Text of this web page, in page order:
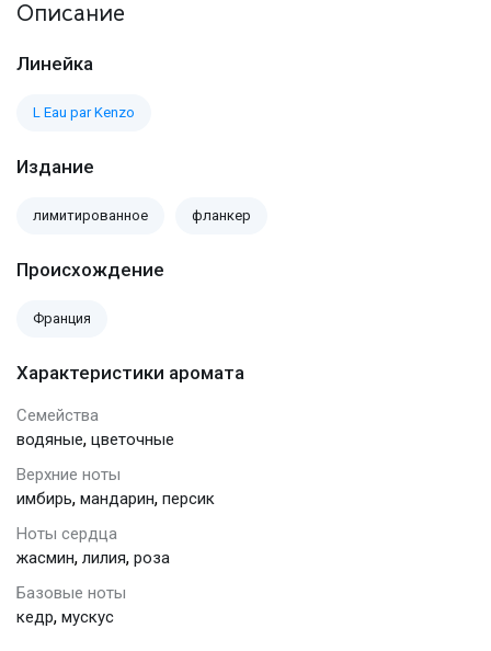
Описание
Линейка
L Eau par Kenzo
Издание
лимитированное фланкер
Происхождение
Франция
Характеристики аромата
Семейства
водяные, цветочные
Верхние ноты
имбирь, мандарин, персик
Ноты сердца
жасмин, лилия, роза
Базовые ноты
кедр, мускус